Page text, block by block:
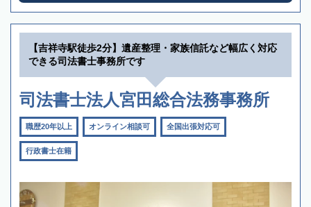
【吉祥寺駅徒歩2分】遺産整理・家族信託など幅広く対応
できる司法書士事務所です
司法書士法人宮田総合法務事務所
職歴20年以上 オンライン相談可 全国出張対応可
行政書士在籍